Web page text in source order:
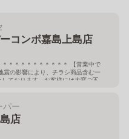
コンボ嘉島上島店
＊＊＊＊＊＊＊＊＊＊＊ 【営業中で
震の影響により、チラシ商品含む一
ております。お客様には大変ご不
＊＊＊＊＊＊＊＊＊＊＊＊＊＊＊＊
町大字上島2016番地
パー
店